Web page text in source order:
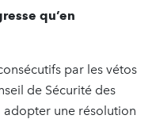
qu’en
par les vétos
de Sécurité des
adopter une résolution